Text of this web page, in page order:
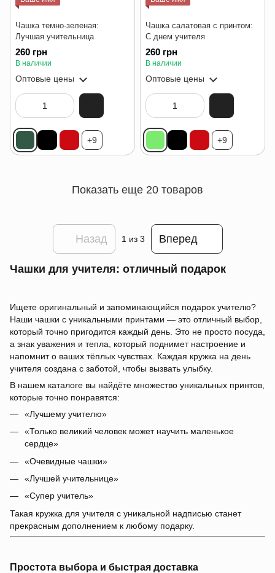
Чашка темно-зеленая:
Лучшая учительница
260 грн
В наличии
Оптовые цены
+9
Чашка салатовая с принтом:
С днем ​​учителя
260 грн
В наличии
Оптовые цены
+9
Показать еще 20 товаров
Назад 1из 3 Вперед
Чашки для учителя: отличный подарок
Ищете оригинальный и запоминающийся подарок учителю?
Наши чашки с уникальными принтами — это отличный выбор,
который точно пригодится каждый день. Это не просто посуда,
а знак уважения и тепла, который поднимет настроение и
напомнит о ваших тёплых чувствах. Каждая кружка на день
учителя создана с заботой, чтобы вызвать улыбку.
В нашем каталоге вы найдёте множество уникальных принтов,
которые точно понравятся:
«Лучшему учителю»
«Только великий человек может научить маленькое
сердце»
«Очевидные чашки»
«Лучшей учительнице»
«Супер учитель»
Такая кружка для учителя с уникальной надписью станет
прекрасным дополнением к любому подарку.
Простота выбора и быстрая доставка